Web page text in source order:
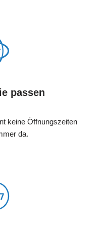
passen
keine Öffnungszeiten
da.